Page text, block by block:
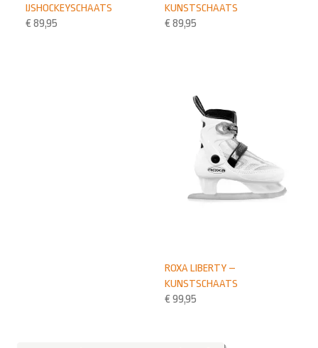
KUNSTSCHAATS
€ 89,95
IJSHOCKEYSCHAATS
€ 89,95
ROXA LIBERTY –
KUNSTSCHAATS
€ 99,95